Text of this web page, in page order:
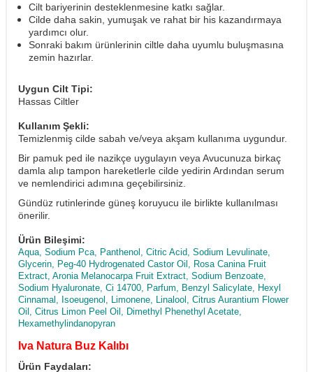
Cilt bariyerinin desteklenmesine katkı sağlar.
Cilde daha sakin, yumuşak ve rahat bir his kazandırmaya
yardımcı olur.
Sonraki bakım ürünlerinin ciltle daha uyumlu buluşmasına
zemin hazırlar.
Uygun Cilt Tipi:
Hassas Ciltler
Kullanım Şekli:
Temizlenmiş cilde sabah ve/veya akşam kullanıma uygundur.
Bir pamuk ped ile nazikçe uygulayın veya Avucunuza birkaç
damla alıp tampon hareketlerle cilde yedirin Ardından serum
ve nemlendirici adımına geçebilirsiniz.
Gündüz rutinlerinde güneş koruyucu ile birlikte kullanılması
önerilir.
Ürün Bileşimi:
Aqua, Sodium Pca, Panthenol, Citric Acid, Sodium Levulinate,
Glycerin, Peg-40 Hydrogenated Castor Oil, Rosa Canina Fruit
Extract, Aronia Melanocarpa Fruit Extract, Sodium Benzoate,
Sodium Hyaluronate, Ci 14700, Parfum, Benzyl Salicylate, Hexyl
Cinnamal, Isoeugenol, Limonene, Linalool, Citrus Aurantium Flower
Oil, Citrus Limon Peel Oil, Dimethyl Phenethyl Acetate,
Hexamethylindanopyran
Iva Natura Buz Kalıbı
Ürün Faydaları: